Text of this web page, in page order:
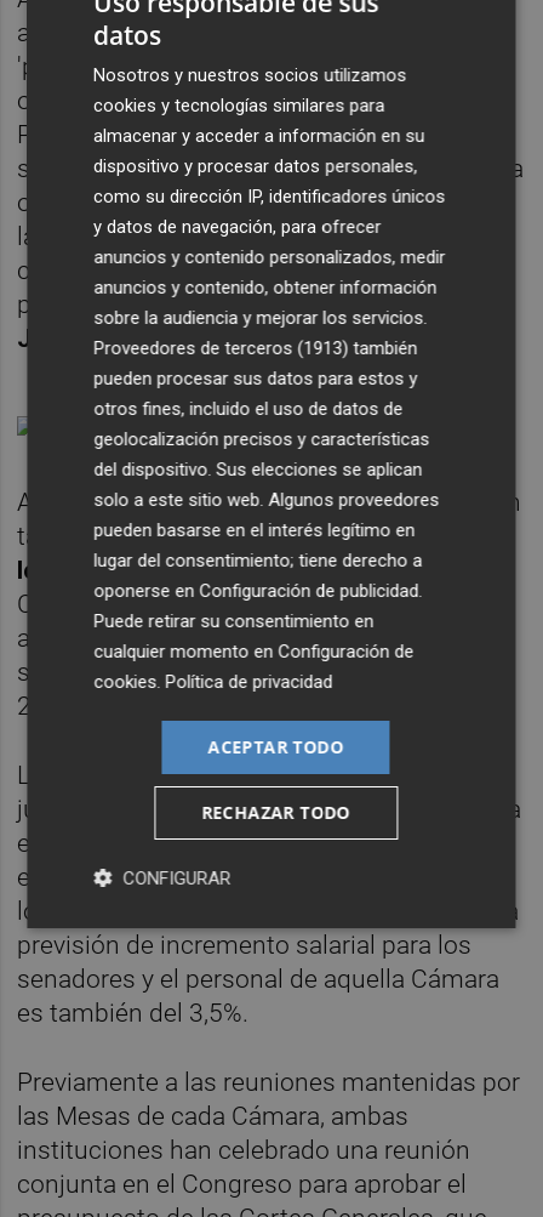
acudido ni la vicepresidenta segunda, la
'popular'Ana Pastor, de baja médica, ni los
otros dos representantes de Unidas
Podemos en el órgano de gobierno: el
secretario primero,Gerardo Pisarello
-que ha
optado por participar en un acto celebrado a
la misma hora en el Congreso en apoyo a la
candidatura de Lula da Silva para volver ser
presidente de Brasil-, ni el secretario cuarto,
Javier Sánchez Serna.
Antes de que la Mesa adoptara esta decisión
tanto el portavoz de Vox,Iván Espinosa de
los Monteros, como el portavoz adjunto de
Ciudadanos,Edmundo Bal , habían
adelantado su rechazado a una eventual
subida del sueldo de los diputados para
2023.
La Mesa del Senado también ha dado este
jueves su visto bueno a su Presupuesto para
el año que viene, que ha salido adelante con
el apoyo del PSOE y el PNV y el rechazo de
los representantes del PP en este órgano. La
previsión de incremento salarial para los
senadores y el personal de aquella Cámara
es también del 3,5%.
Previamente a las reuniones mantenidas por
las Mesas de cada Cámara, ambas
instituciones han celebrado una reunión
conjunta en el Congreso para aprobar el
datos
Nosotros y nuestros socios utilizamos
cookies y tecnologías similares para
almacenar y acceder a información en su
dispositivo y procesar datos personales,
como su dirección IP, identificadores únicos
y datos de navegación, para ofrecer
anuncios y contenido personalizados, medir
anuncios y contenido, obtener información
sobre la audiencia y mejorar los servicios.
Proveedores de terceros (1913) también
pueden procesar sus datos para estos y
otros fines, incluido el uso de datos de
geolocalización precisos y características
del dispositivo. Sus elecciones se aplican
solo a este sitio web. Algunos proveedores
pueden basarse en el interés legítimo en
lugar del consentimiento; tiene derecho a
oponerse enConfiguración de publicidad
Puede retirar su consentimiento en
cualquier momento enConfiguración de
cookies .Política de privacidad
ACEPTAR TODO
RECHAZAR TODO
CONFIGURAR